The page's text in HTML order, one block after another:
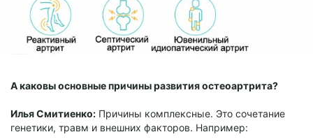
А каковы основные причины развития остеоартрита?
Илья Смитиенко: Причины комплексные. Это сочетание
генетики, травм и внешних факторов. Например: